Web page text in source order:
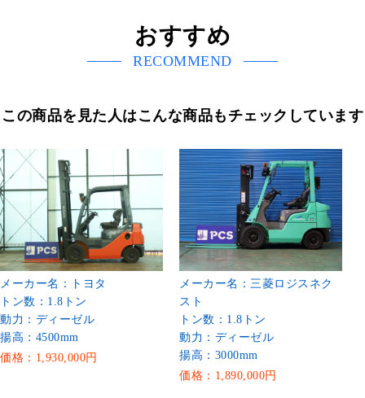
おすすめ
RECOMMEND
この商品を見た人はこんな商品もチェックしています
メーカー名：トヨタ
トン数：1.8トン
動力：ディーゼル
揚高：4500mm
価格：1,930,000円
メーカー名：三菱ロジスネク
スト
トン数：1.8トン
動力：ディーゼル
揚高：3000mm
価格：1,890,000円